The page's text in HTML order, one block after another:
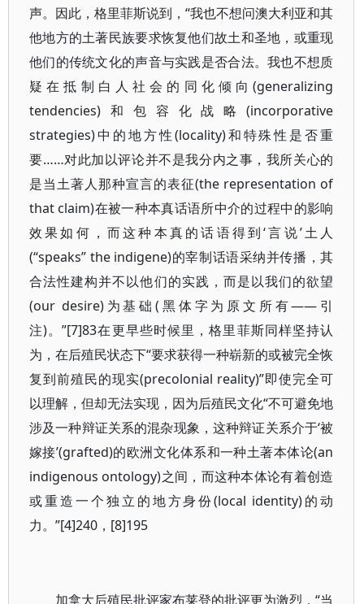
声。因此，格里菲斯说到，“我也不想问澳大利亚和其
他地方的土著民族要求恢复他们故土和圣地，或重现
他们的传统文化的声音与实践是否合法。我也不想质
疑在抵制白人社会的同化倾向(generalizing
tendencies)和包容化战略(incorporative
strategies)中的地方性(locality)和特殊性是否重
要……对此加以评论并不是我分内之事，我所关心的
是当土著人那种宣言的表征(the representation of
that claim)在被一种本真话语所中介的过程中的影响
效果如何，而这种本真的话语得到‘言说’土人
(“speaks” the indigene)的宰制话语采纳并传播，其
合法性建构并不以他们的实践，而是以我们的欲望
(our desire)为基础(黑体字为原文所有——引
注)。”[7]83在更早些时候里，格里菲斯同样坚持认
为，在后殖民状态下“要求获得一种崭新的或被完全恢
复到前殖民的现实(precolonial reality)”即使完全可
以理解，但却无法实现，因为后殖民文化“不可避免地
涉及一种辩证关系的混杂现象，这种辩证关系介于‘被
嫁接’(grafted)的欧洲文化体系和一种土著本体论(an
indigenous ontology)之间，而这种本体论有着创造
或重造一个独立的地方身份(local identity)的动
力。”[4]240，[8]195
加拿大后殖民批评家布莱登的批评更为激烈，“当